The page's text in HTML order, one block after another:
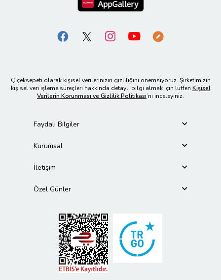
Çiçeksepeti olarak kişisel verilerinizin gizliliğini önemsiyoruz. Şirketimizin
kişisel veri işleme süreçleri hakkında detaylı bilgi almak için lütfen Kişisel
Verilerin Korunması ve Gizlilik Politikası’nı inceleyiniz.
Faydalı Bilgiler
Kurumsal
İletişim
Özel Günler